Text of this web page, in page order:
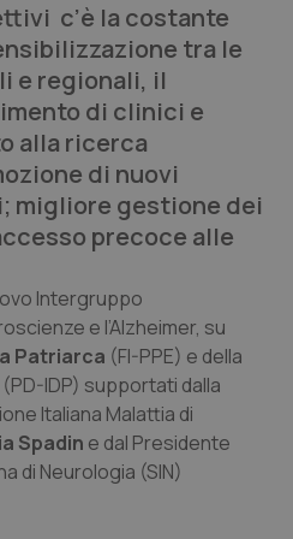
c’è la costante
tra le
e regionali, il
di clinici e
alla ricerca
di nuovi
migliore gestione dei
precoce alle
Intergruppo
e l’Alzheimer, su
Patriarca (FI-PPE) e della
(PD-IDP) supportati dalla
Italiana Malattia di
Spadin e dal Presidente
di Neurologia (SIN)